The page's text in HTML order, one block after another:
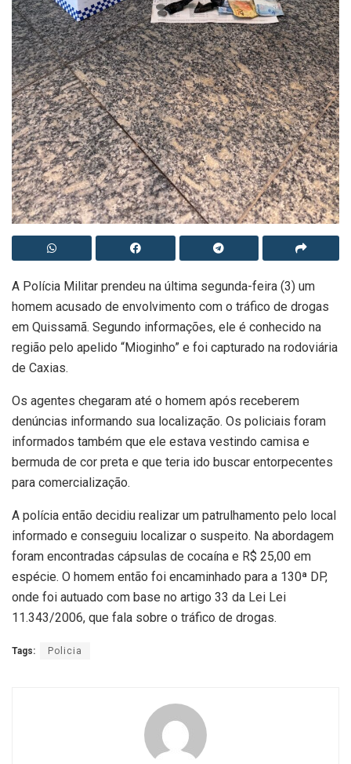
A Polícia Militar prendeu na última segunda-feira (3) um
homem acusado de envolvimento com o tráfico de drogas
em Quissamã. Segundo informações, ele é conhecido na
região pelo apelido “Mioginho” e foi capturado na rodoviária
de Caxias.
Os agentes chegaram até o homem após receberem
denúncias informando sua localização. Os policiais foram
informados também que ele estava vestindo camisa e
bermuda de cor preta e que teria ido buscar entorpecentes
para comercialização.
A polícia então decidiu realizar um patrulhamento pelo local
informado e conseguiu localizar o suspeito. Na abordagem
foram encontradas cápsulas de cocaína e R$ 25,00 em
espécie. O homem então foi encaminhado para a 130ª DP,
onde foi autuado com base no artigo 33 da Lei Lei
11.343/2006, que fala sobre o tráfico de drogas.
Tags: Policia